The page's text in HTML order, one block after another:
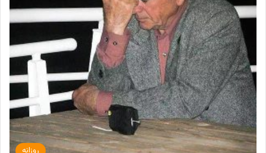
روزانه